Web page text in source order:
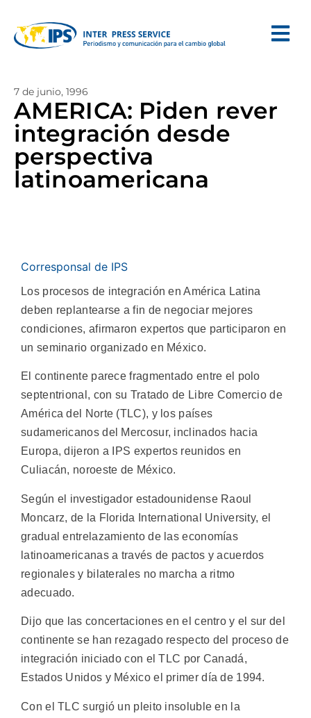
7 de junio, 1996
AMERICA: Piden rever
integración desde
perspectiva
latinoamericana
Corresponsal de IPS
Los procesos de integración en América Latina
deben replantearse a fin de negociar mejores
condiciones, afirmaron expertos que participaron en
un seminario organizado en México.
El continente parece fragmentado entre el polo
septentrional, con su Tratado de Libre Comercio de
América del Norte (TLC), y los países
sudamericanos del Mercosur, inclinados hacia
Europa, dijeron a IPS expertos reunidos en
Culiacán, noroeste de México.
Según el investigador estadounidense Raoul
Moncarz, de la Florida International University, el
gradual entrelazamiento de las economías
latinoamericanas a través de pactos y acuerdos
regionales y bilaterales no marcha a ritmo
adecuado.
Dijo que las concertaciones en el centro y el sur del
continente se han rezagado respecto del proceso de
integración iniciado con el TLC por Canadá,
Estados Unidos y México el primer día de 1994.
Con el TLC surgió un pleito insoluble en la